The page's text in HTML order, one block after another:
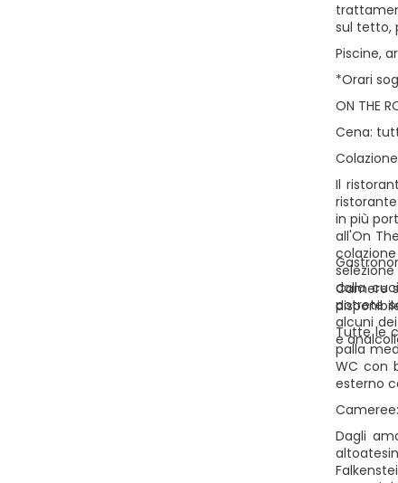
Dagli
Cameree:
Tutte le
palla
WC con
esterno
Camere
Il
in più
all'On
dalla
potrete
alcuni
e
Cena:
ON THE
*Orari
Piscine,
sul tetto,